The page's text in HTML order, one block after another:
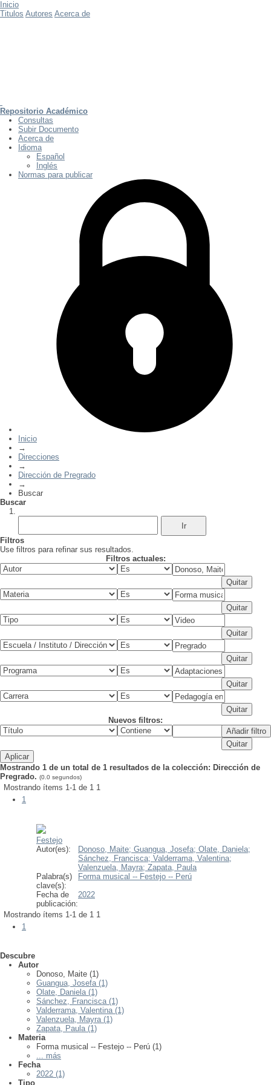
Inicio
Titulos Autores Acerca de
Repositorio Académico
Consultas
Subir Documento
Acerca de
Idioma
Español
Inglés
Normas para publicar
Inicio
→
Direcciones
→
Dirección de Pregrado
→
Buscar
Buscar
Filtros
Use filtros para refinar sus resultados.
Filtros actuales:
Nuevos filtros:
Mostrando 1 de un total de 1 resultados de la colección: Dirección de
Pregrado. (0.0 segundos)
Mostrando ítems 1-1 de 1 1
1
Festejo
Autor(es):
Donoso, Maite; Guangua, Josefa; Olate, Daniela;
Sánchez, Francisca; Valderrama, Valentina;
Valenzuela, Mayra; Zapata, Paula
Palabra(s)
clave(s):
Forma musical -- Festejo -- Perú
Fecha de
publicación:
2022
Mostrando ítems 1-1 de 1 1
1
Descubre
Autor
Donoso, Maite (1)
Guangua, Josefa (1)
Olate, Daniela (1)
Sánchez, Francisca (1)
Valderrama, Valentina (1)
Valenzuela, Mayra (1)
Zapata, Paula (1)
Materia
Forma musical -- Festejo -- Perú (1)
... más
Fecha
2022 (1)
Tipo